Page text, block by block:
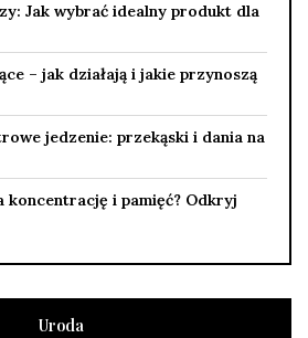
Jak wybrać idealny produkt dla
– jak działają i jakie przynoszą
jedzenie: przekąski i dania na
koncentrację i pamięć? Odkryj
Uroda